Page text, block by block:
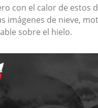
con el calor de estos
imágenes de nieve,
sobre el hielo.